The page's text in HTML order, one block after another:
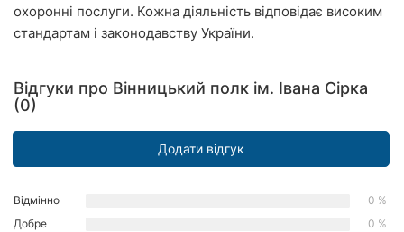
Рівне
Кропивницький
Київ
Харків
Запоріжжя
охоронні послуги. Кожна діяльність відповідає високим
стандартам і законодавству України.
Відгуки про Вінницький полк ім. Івана Сірка
(0)
Додати відгук
Відмінно
0 %
Добре
0 %